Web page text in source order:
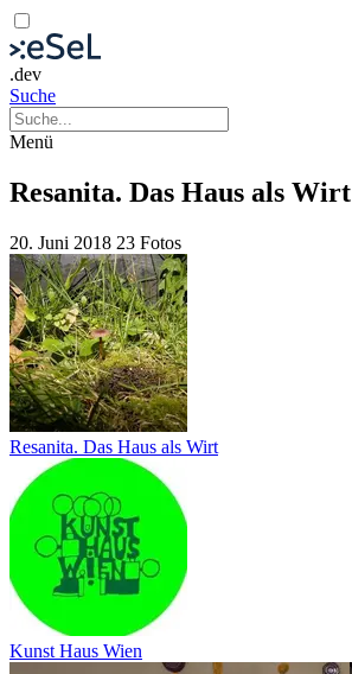
.dev
Suche
Menü
Resanita. Das Haus als Wirt
20. Juni 2018 23 Fotos
Resanita. Das Haus als Wirt
Kunst Haus Wien